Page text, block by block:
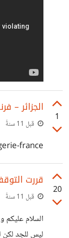
1
الجزائر –
قبل 11 سنةً
france/
20
قررت
قبل 11 سنةً
السلام
ليس للجد لكن